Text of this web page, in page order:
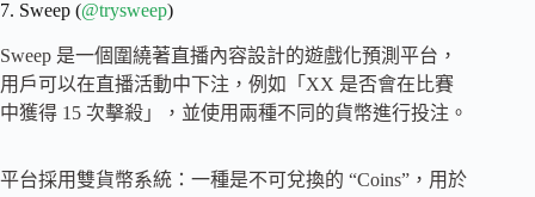
7. Sweep (@trysweep)
Sweep 是一個圍繞著直播內容設計的遊戲化預測平台，
用戶可以在直播活動中下注，例如「XX 是否會在比賽
中獲得 15 次擊殺」，並使用兩種不同的貨幣進行投注。
平台採用雙貨幣系統：一種是不可兌換的 “Coins”，用於